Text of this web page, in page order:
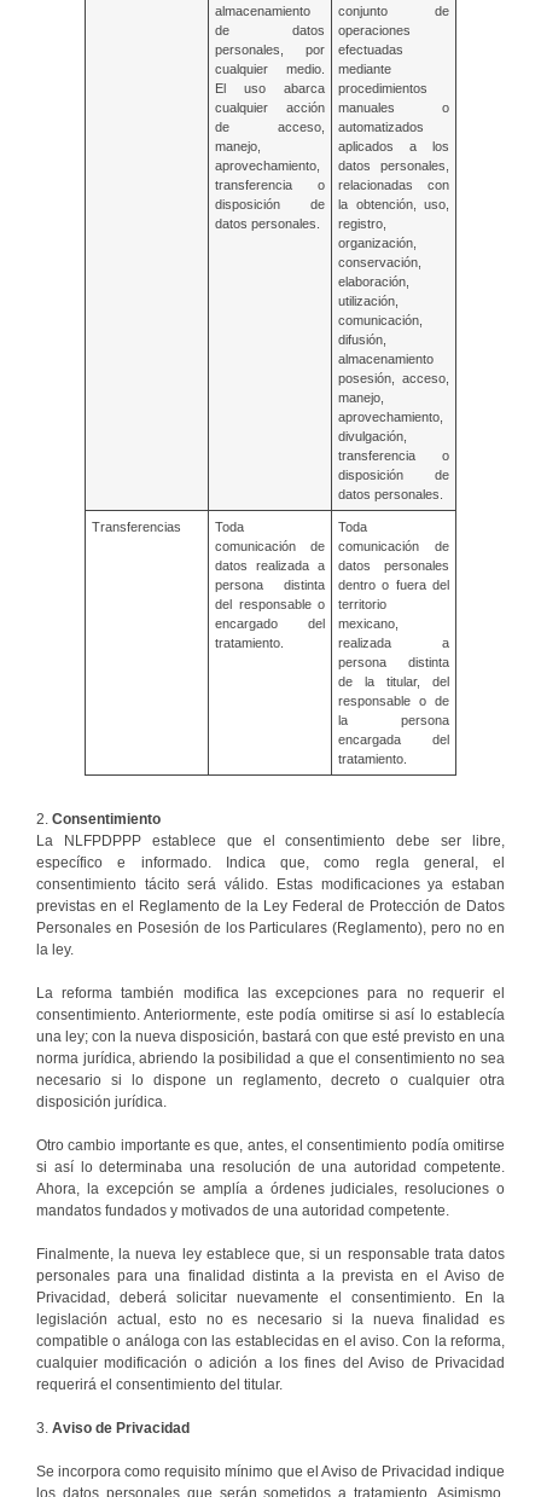
almacenamiento
de datos
personales, por
cualquier medio.
El uso abarca
cualquier acción
de acceso,
manejo,
aprovechamiento,
transferencia o
disposición de
datos personales.
conjunto de
operaciones
efectuadas
mediante
procedimientos
manuales o
automatizados
aplicados a los
datos personales,
relacionadas con
la obtención, uso,
registro,
organización,
conservación,
elaboración,
utilización,
comunicación,
difusión,
almacenamiento
posesión, acceso,
manejo,
aprovechamiento,
divulgación,
transferencia o
disposición de
datos personales.
Transferencias
Toda
comunicación de
datos realizada a
persona distinta
del responsable o
encargado del
tratamiento.
Toda
comunicación de
datos personales
dentro o fuera del
territorio
mexicano,
realizada a
persona distinta
de la titular, del
responsable o de
la persona
encargada del
tratamiento.
2. Consentimiento
La NLFPDPPP establece que el consentimiento debe ser libre,
específico e informado. Indica que, como regla general, el
consentimiento tácito será válido. Estas modificaciones ya estaban
previstas en el Reglamento de la Ley Federal de Protección de Datos
Personales en Posesión de los Particulares (Reglamento), pero no en
la ley.
La reforma también modifica las excepciones para no requerir el
consentimiento. Anteriormente, este podía omitirse si así lo establecía
una ley; con la nueva disposición, bastará con que esté previsto en una
norma jurídica, abriendo la posibilidad a que el consentimiento no sea
necesario si lo dispone un reglamento, decreto o cualquier otra
disposición jurídica.
Otro cambio importante es que, antes, el consentimiento podía omitirse
si así lo determinaba una resolución de una autoridad competente.
Ahora, la excepción se amplía a órdenes judiciales, resoluciones o
mandatos fundados y motivados de una autoridad competente.
Finalmente, la nueva ley establece que, si un responsable trata datos
personales para una finalidad distinta a la prevista en el Aviso de
Privacidad, deberá solicitar nuevamente el consentimiento. En la
legislación actual, esto no es necesario si la nueva finalidad es
compatible o análoga con las establecidas en el aviso. Con la reforma,
cualquier modificación o adición a los fines del Aviso de Privacidad
requerirá el consentimiento del titular.
3. Aviso de Privacidad
Se incorpora como requisito mínimo que el Aviso de Privacidad indique
los datos personales que serán sometidos a tratamiento. Asimismo,